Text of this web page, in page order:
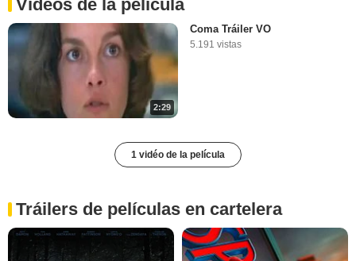
Vídeos de la película
2:29
Coma Tráiler VO
5.191 vistas
1 vidéo de la película
Tráilers de películas en cartelera